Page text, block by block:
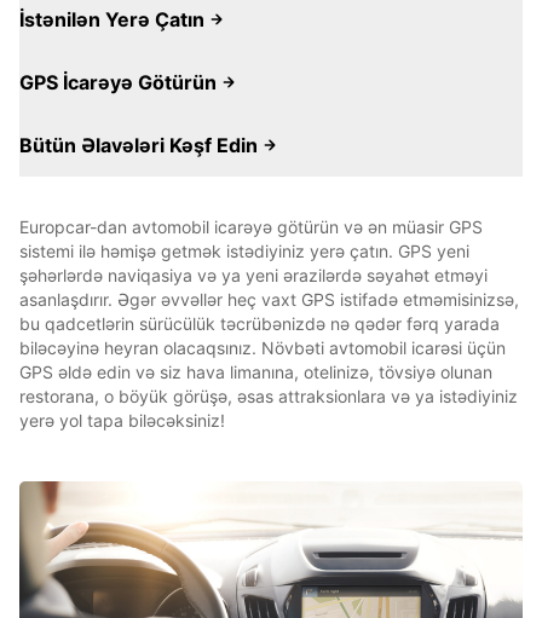
İstənilən Yerə Çatın
GPS İcarəyə Götürün
Bütün Əlavələri Kəşf Edin
Europcar-dan avtomobil icarəyə götürün və ən müasir GPS
sistemi ilə həmişə getmək istədiyiniz yerə çatın. GPS yeni
şəhərlərdə naviqasiya və ya yeni ərazilərdə səyahət etməyi
asanlaşdırır. Əgər əvvəllər heç vaxt GPS istifadə etməmisinizsə,
bu qadcetlərin sürücülük təcrübənizdə nə qədər fərq yarada
biləcəyinə heyran olacaqsınız. Növbəti avtomobil icarəsi üçün
GPS əldə edin və siz hava limanına, otelinizə, tövsiyə olunan
restorana, o böyük görüşə, əsas attraksionlara və ya istədiyiniz
yerə yol tapa biləcəksiniz!